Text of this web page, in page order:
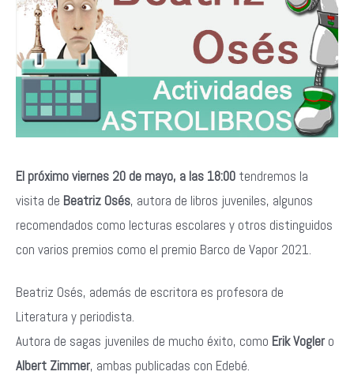
El próximo viernes 20 de mayo, a las 18:00 tendremos la
visita de Beatriz Osés, autora de libros juveniles, algunos
recomendados como lecturas escolares y otros distinguidos
con varios premios como el premio Barco de Vapor 2021.
Beatriz Osés, además de escritora es profesora de
Literatura y periodista.
Autora de sagas juveniles de mucho éxito, como Erik Vogler o
Albert Zimmer, ambas publicadas con Edebé.